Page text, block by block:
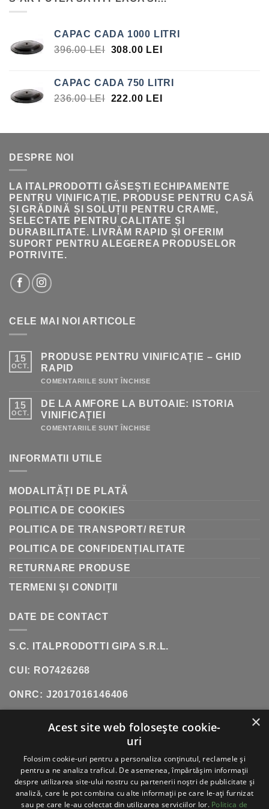
CAPAC CADA 1000 LITRI
396.00LEI PREȚUL
FOST:
396.00 LEI.
308.00 LEI PREȚUL
308.00 LEI.
CAPAC CADA 750 LITRI
236.00LEI PREȚUL
FOST:
222.00 LEI PREȚUL
222.00 LEI.
DESPRE NOI
LA ITALPRODOTTI GĂSEȘTI ECHIPAMENTE
PENTRU VINIFICAȚIE, PRODUSE PENTRU CASĂ
ȘI GRĂDINĂ ȘI SOLUȚII PENTRU CRAME,
SELECTATE PENTRU CALITATE ȘI
DURABILITATE. LIVRĂM RAPID ȘI OFERIM
SUPORT PENTRU ALEGEREA PRODUSELOR
POTRIVITE.
CELE MAI NOI ARTICOLE
15
OCT.
PRODUSE PENTRU VINIFICAȚIE – GHID
RAPID
COMENTARIILE SUNT ÎNCHISE
VINIFICAȚIE
15
OCT.
DE LA AMFORE LA BUTOAIE: ISTORIA
VINIFICAȚIEI
COMENTARIILE SUNT ÎNCHISE
INFORMATII UTILE
MODALITĂȚI DE PLATĂ
POLITICA DE COOKIES
POLITICA DE TRANSPORT/ RETUR
POLITICA DE CONFIDENȚIALITATE
RETURNARE PRODUSE
TERMENI ȘI CONDIȚII
DATE DE CONTACT
S.C. ITALPRODOTTI GIPA S.R.L.
CUI: RO7426268
ONRC: J2017016146406
SOS. OLTENITEI, NR. 181, POPESTI-
LEORDENI (INCINTA DANUBIANA)
VISA PAYPALSTRIPEMASTERCARD
CASH
×
Acest site web folosește cookie-
uri
Folosim cookie-uri pentru a personaliza conținutul, reclamele și
pentru a ne analiza traficul. De asemenea, împărtășim informații
despre utilizarea site-ului nostru cu partenerii noștri de publicitate și
analiză, care le pot combina cu alte informații pe care le-ați furnizat
sau pe care le-au colectat din utilizarea serviciilor lor. Politica de